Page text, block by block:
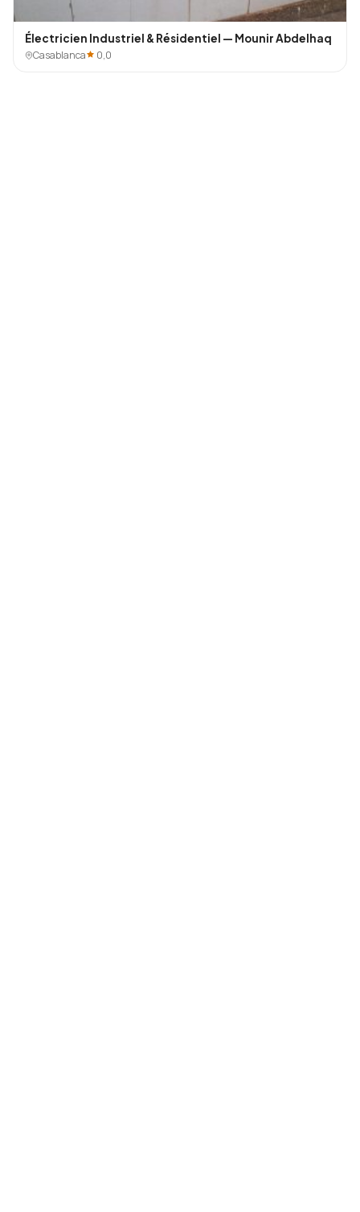
Électricien Industriel & Résidentiel — Mounir Abdelhaq
Casablanca
0,0